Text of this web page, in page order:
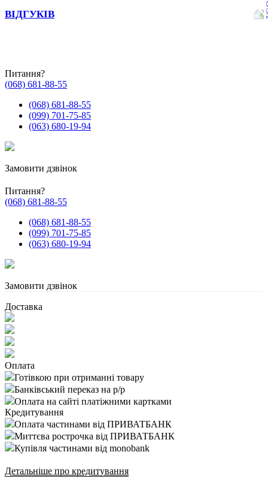
ВІДГУКІВ
Питання?
(068) 681-88-55
(068) 681-88-55
(099) 701-75-85
(063) 680-19-94
Замовити дзвінок
Питання?
(068) 681-88-55
(068) 681-88-55
(099) 701-75-85
(063) 680-19-94
Замовити дзвінок
Доставка
Оплата
Готівкою при отриманні товару
Банківський переказ на р/р
Оплата на сайті платіжними картками
Кредитування
Оплата частинами від ПРИВАТБАНК
Миттєва рострочка від ПРИВАТБАНК
Купівля частинами від monobank
Детальніше про кредитування